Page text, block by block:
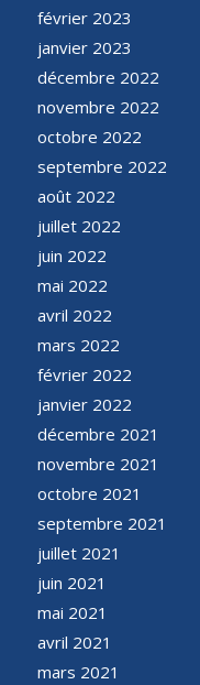
février 2023
janvier 2023
décembre 2022
novembre 2022
octobre 2022
septembre 2022
août 2022
juillet 2022
juin 2022
mai 2022
avril 2022
mars 2022
février 2022
janvier 2022
décembre 2021
novembre 2021
octobre 2021
septembre 2021
juillet 2021
juin 2021
mai 2021
avril 2021
mars 2021